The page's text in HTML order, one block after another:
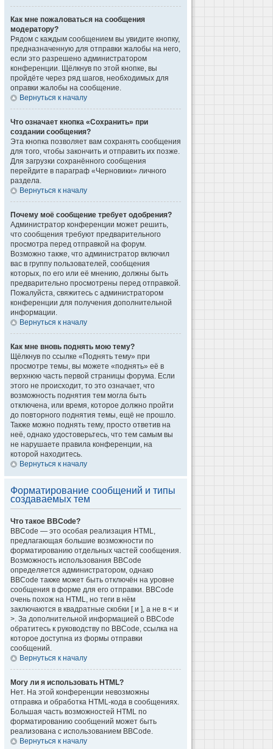
Как мне пожаловаться на сообщения
модератору?
Рядом с каждым сообщением вы увидите кнопку,
предназначенную для отправки жалобы на него,
если это разрешено администратором
конференции. Щёлкнув по этой кнопке, вы
пройдёте через ряд шагов, необходимых для
оправки жалобы на сообщение.
Вернуться к началу
Что означает кнопка «Сохранить» при
создании сообщения?
Эта кнопка позволяет вам сохранять сообщения
для того, чтобы закончить и отправить их позже.
Для загрузки сохранённого сообщения
перейдите в параграф «Черновики» личного
раздела.
Вернуться к началу
Почему моё сообщение требует одобрения?
Администратор конференции может решить,
что сообщения требуют предварительного
просмотра перед отправкой на форум.
Возможно также, что администратор включил
вас в группу пользователей, сообщения
которых, по его или её мнению, должны быть
предварительно просмотрены перед отправкой.
Пожалуйста, свяжитесь с администратором
конференции для получения дополнительной
информации.
Вернуться к началу
Как мне вновь поднять мою тему?
Щёлкнув по ссылке «Поднять тему» при
просмотре темы, вы можете «поднять» её в
верхнюю часть первой страницы форума. Если
этого не происходит, то это означает, что
возможность поднятия тем могла быть
отключена, или время, которое должно пройти
до повторного поднятия темы, ещё не прошло.
Также можно поднять тему, просто ответив на
неё, однако удостоверьтесь, что тем самым вы
не нарушаете правила конференции, на
которой находитесь.
Вернуться к началу
Форматирование сообщений и типы
создаваемых тем
Что такое BBCode?
BBCode — это особая реализация HTML,
предлагающая большие возможности по
форматированию отдельных частей сообщения.
Возможность использования BBCode
определяется администратором, однако
BBCode также может быть отключён на уровне
сообщения в форме для его отправки. BBCode
очень похож на HTML, но теги в нём
заключаются в квадратные скобки [ и ], а не в < и
>. За дополнительной информацией о BBCode
обратитесь к руководству по BBCode, ссылка на
которое доступна из формы отправки
сообщений.
Вернуться к началу
Могу ли я использовать HTML?
Нет. На этой конференции невозможны
отправка и обработка HTML-кода в сообщениях.
Большая часть возможностей HTML по
форматированию сообщений может быть
реализована с использованием BBCode.
Вернуться к началу